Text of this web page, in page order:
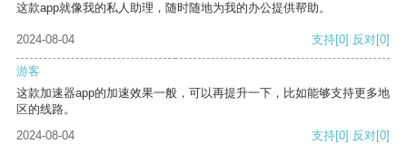
这款app就像我的私人助理，随时随地为我的办公提供帮助。
2024-08-04 支持[0] 反对[0]
游客
这款加速器app的加速效果一般，可以再提升一下，比如能够支持更多地
区的线路。
2024-08-04
支持[0] 反对[0]